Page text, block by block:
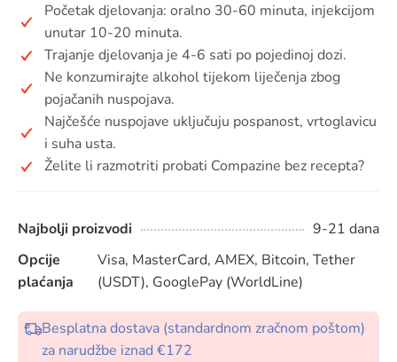
Početak djelovanja: oralno 30-60 minuta, injekcijom
unutar 10-20 minuta.
Trajanje djelovanja je 4-6 sati po pojedinoj dozi.
Ne konzumirajte alkohol tijekom liječenja zbog
pojačanih nuspojava.
Najčešće nuspojave uključuju pospanost, vrtoglavicu
i suha usta.
Želite li razmotriti probati Compazine bez recepta?
Najbolji proizvodi
9-21 dana
Opcije
plaćanja
Visa, MasterCard, AMEX, Bitcoin, Tether
(USDT), GooglePay (WorldLine)
Besplatna dostava (standardnom zračnom poštom)
za narudžbe iznad €172